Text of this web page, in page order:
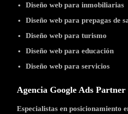
Diseño web para inmobiliarias
Diseño web para prepagas de
Diseño web para turismo
Diseño web para educación
Diseño web para servicios
Agencia Google Ads Partner
Especialistas en posicionamiento